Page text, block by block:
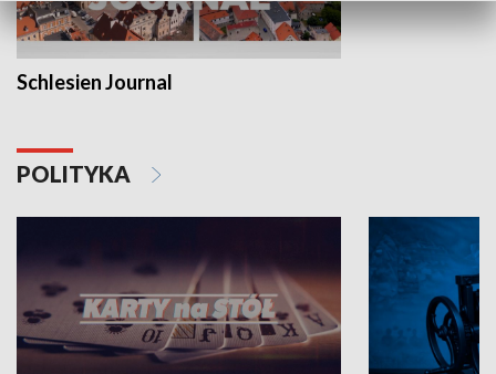
Schlesien Journal
POLITYKA